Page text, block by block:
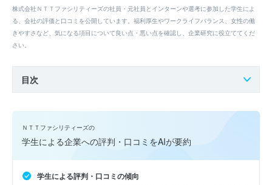
株式会社ＮＴＴファシリティーズの社員・元社員とインターンや選考に参加した学生によ
る、会社の評価と口コミを公開しています。福利厚生やワークライフバランス、女性の働
きやすさなど、気になる項目について良い点・悪い点を確認し、企業研究に役立ててくだ
さい。
目次
ＮＴＴファシリティーズの
学生による企業への評判・口コミをAIが要約
学生による評判・口コミの傾向